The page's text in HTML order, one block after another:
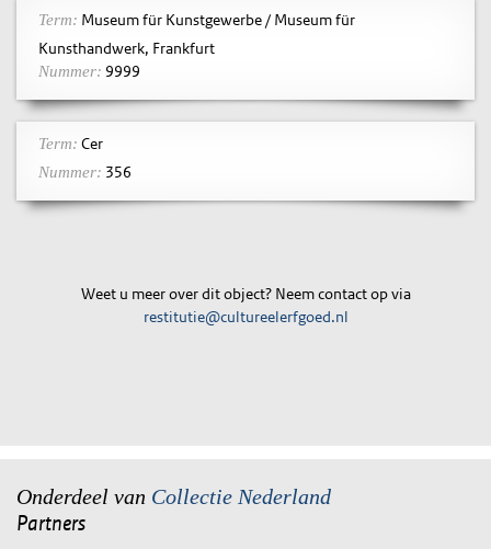
Term: Museum für Kunstgewerbe / Museum für
Kunsthandwerk, Frankfurt
Nummer: 9999
Term: Cer
Nummer: 356
Weet u meer over dit object? Neem contact op via
restitutie@cultureelerfgoed.nl
Onderdeel van Collectie Nederland
Partners